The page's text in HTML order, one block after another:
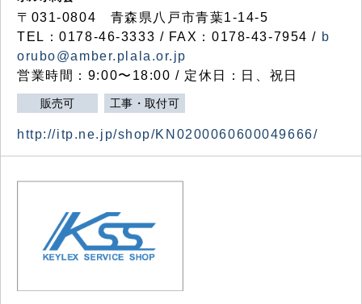
〒031-0804 青森県八戸市青葉1-14-5
TEL：0178-46-3333 / FAX：0178-43-7954 / b
orubo@amber.plala.or.jp
営業時間：9:00〜18:00 / 定休日：日、祝日
販売可 工事・取付可
http://itp.ne.jp/shop/KN0200060600049666/